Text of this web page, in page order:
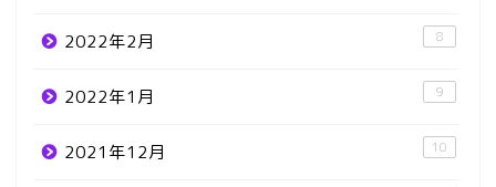
2022年2月 8
2022年1月 9
2021年12月 10